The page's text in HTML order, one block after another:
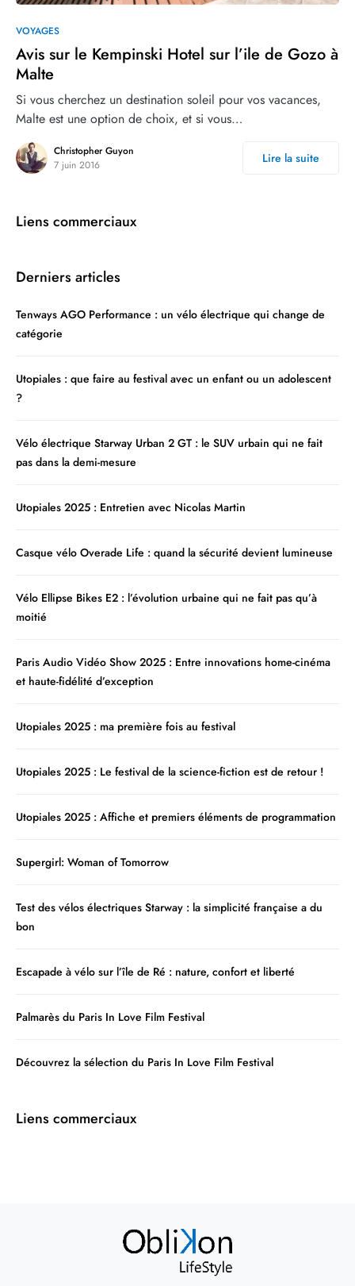
VOYAGES
Avis sur le Kempinski Hotel sur l’ile de Gozo à
Malte
Si vous cherchez un destination soleil pour vos vacances,
Malte est une option de choix, et si vous…
Christopher Guyon
7 juin 2016
Lire la suite
Liens commerciaux
Derniers articles
Tenways AGO Performance : un vélo électrique qui change de
catégorie
Utopiales : que faire au festival avec un enfant ou un adolescent
?
Vélo électrique Starway Urban 2 GT : le SUV urbain qui ne fait
pas dans la demi-mesure
Utopiales 2025 : Entretien avec Nicolas Martin
Casque vélo Overade Life : quand la sécurité devient lumineuse
Vélo Ellipse Bikes E2 : l’évolution urbaine qui ne fait pas qu’à
moitié
Paris Audio Vidéo Show 2025 : Entre innovations home-cinéma
et haute-fidélité d’exception
Utopiales 2025 : ma première fois au festival
Utopiales 2025 : Le festival de la science-fiction est de retour !
Utopiales 2025 : Affiche et premiers éléments de programmation
Supergirl: Woman of Tomorrow
Test des vélos électriques Starway : la simplicité française a du
bon
Escapade à vélo sur l’île de Ré : nature, confort et liberté
Palmarès du Paris In Love Film Festival
Découvrez la sélection du Paris In Love Film Festival
Liens commerciaux